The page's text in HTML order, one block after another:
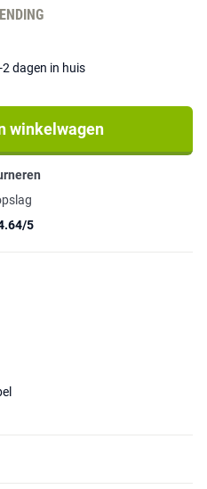
dagen in huis
winkelwagen
5